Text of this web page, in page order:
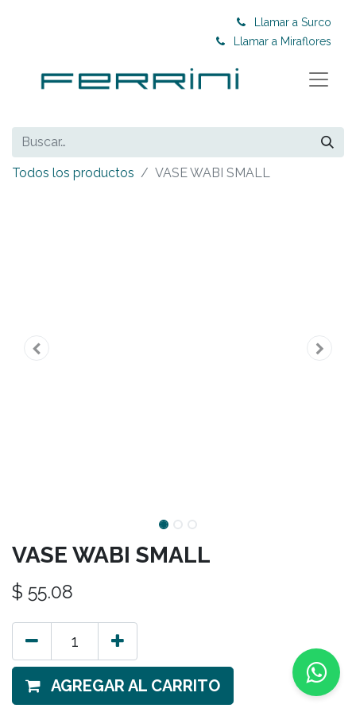
Llamar a Surco
Llamar a Miraflores
Todos los productos VASE WABI SMALL
VASE WABI SMALL
$ 55.08
AGREGAR AL CARRITO